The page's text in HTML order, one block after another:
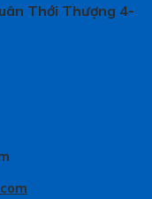
Thới Thượng 4-